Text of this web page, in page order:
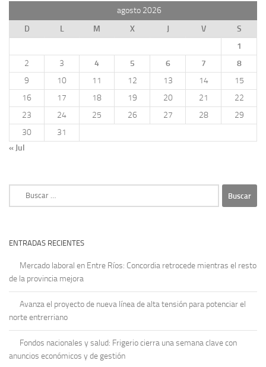
agosto 2026
D
L M X J V
S
1
2
3 4 5 6 7
8
9
10 11 12 13 14
15
16
17 18 19 20 21
22
23
24 25 26 27 28
29
30
31
« Jul
ENTRADAS RECIENTES
Mercado laboral en Entre Ríos: Concordia retrocede mientras el resto
de la provincia mejora
Avanza el proyecto de nueva línea de alta tensión para potenciar el
norte entrerriano
Fondos nacionales y salud: Frigerio cierra una semana clave con
anuncios económicos y de gestión